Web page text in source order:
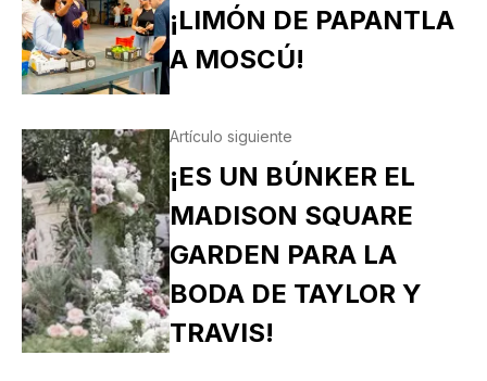
¡LIMÓN DE PAPANTLA
A MOSCÚ!
Artículo siguiente
¡ES UN BÚNKER EL
MADISON SQUARE
GARDEN PARA LA
BODA DE TAYLOR Y
TRAVIS!